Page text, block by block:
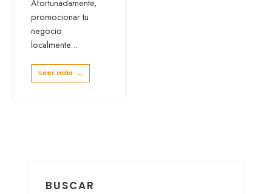
Afortunadamente,
promocionar tu
negocio
localmente...
Leer más →
BUSCAR